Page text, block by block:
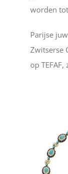
worden
Parijse
Zwitserse
op